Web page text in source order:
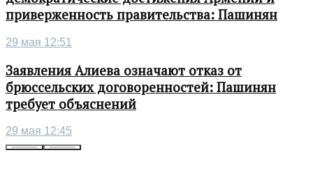
приверженность правительства: Пашинян
29 мая 12:51
Заявления Алиева означают отказ от
брюссельских договоренностей: Пашинян
требует объяснений
29 мая 12:45